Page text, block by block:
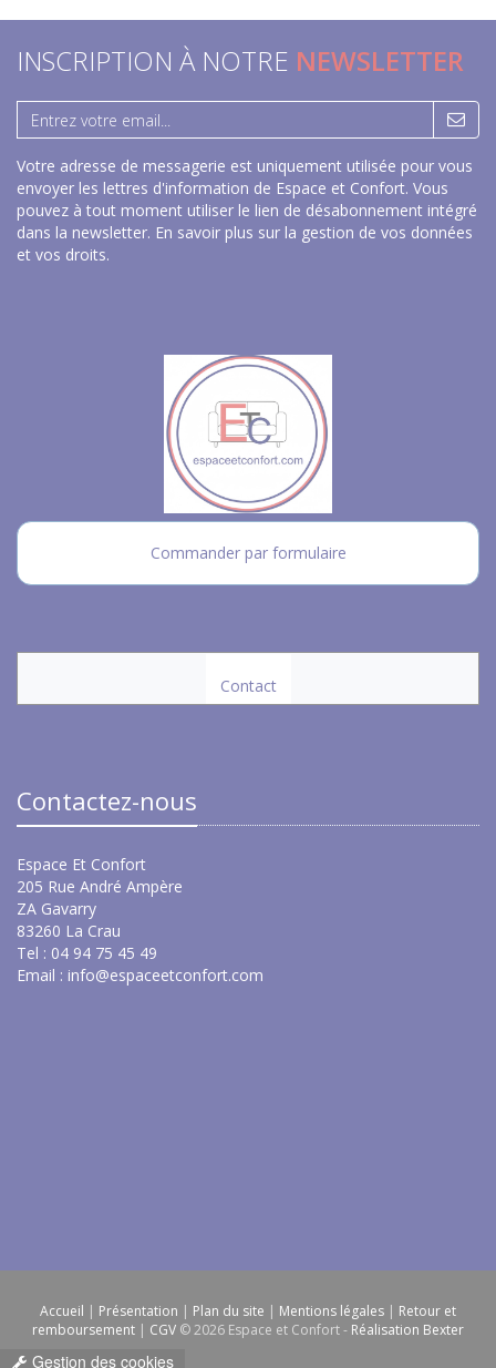
INSCRIPTION À NOTRE NEWSLETTER
Votre adresse de messagerie est uniquement utilisée pour vous
envoyer les lettres d'information de Espace et Confort. Vous
pouvez à tout moment utiliser le lien de désabonnement intégré
dans la newsletter. En savoir plus sur la gestion de vos données
et vos droits.
Commander par formulaire
Contact
Contactez-nous
Espace Et Confort
205 Rue André Ampère
ZA Gavarry
83260 La Crau
Tel : 04 94 75 45 49
Email : info@espaceetconfort.com
Accueil | Présentation | Plan du site | Mentions légales | Retour et
remboursement | CGV © 2026 Espace et Confort - Réalisation Bexter
Gestion des cookies